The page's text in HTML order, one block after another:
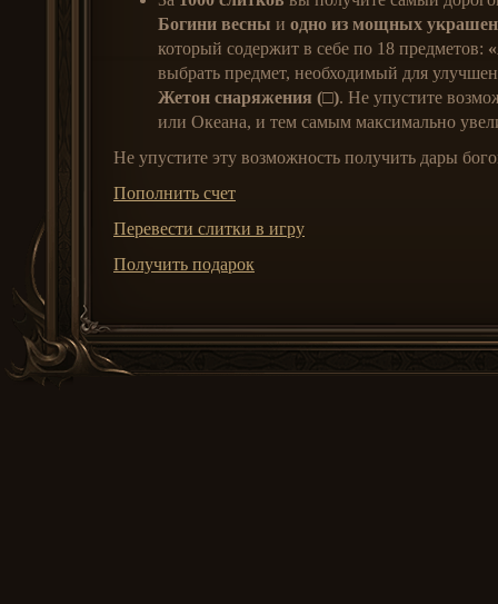
Богини весны и одно из мощных
который содержит в себе по 18 предметов:
выбрать предмет, необходимый для
Жетон снаряжения (□). Не упустите
или Океана, и тем самым максимально
Не упустите эту возможность получить дары
Пополнить счет
Перевести слитки в игру
Получить подарок